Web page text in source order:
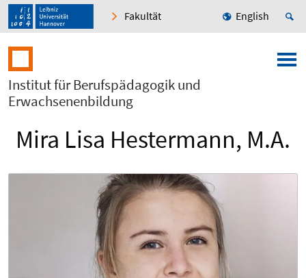
Fakultät English
Institut für Berufspädagogik und
Erwachsenenbildung
Mira Lisa Hestermann, M.A.